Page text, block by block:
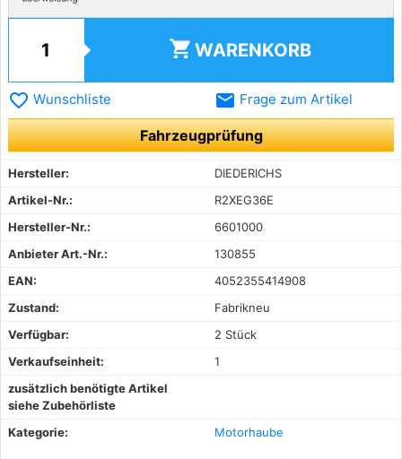
shopping_cart WARENKORB
favorite_border Wunschliste email Frage zum Artikel
Fahrzeugprüfung
Hersteller:
DIEDERICHS
Artikel-Nr.:
R2XEG36E
Hersteller-Nr.:
6601000
Anbieter Art.-Nr.:
130855
EAN:
4052355414908
Zustand:
Fabrikneu
Verfügbar:
2 Stück
Verkaufseinheit:
1
zusätzlich benötigte Artikel
siehe Zubehörliste
Kategorie:
Motorhaube